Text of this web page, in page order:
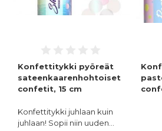
Konfettitykki pyöreät
sateenkaarenhohtoiset
confetit, 15 cm
Konfettitykki juhlaan kuin
juhlaan! Sopii niin uuden…